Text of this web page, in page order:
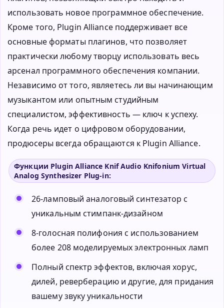
использовать новое программное обеспечение.
Кроме того, Plugin Alliance поддерживает все
основные форматы плагинов, что позволяет
практически любому творцу использовать весь
арсенал программного обеспечения компании.
Независимо от того, являетесь ли вы начинающим
музыкантом или опытным студийным
специалистом, эффективность — ключ к успеху.
Когда речь идет о цифровом оборудовании,
продюсеры всегда обращаются к Plugin Alliance.
Функции Plugin Alliance Knif Audio Knifonium Virtual
Analog Synthesizer Plug-in:
26-ламповый аналоговый синтезатор с
уникальным стимпанк-дизайном
8-голосная полифония с использованием
более 208 моделируемых электронных ламп
Полный спектр эффектов, включая хорус,
дилей, реверберацию и другие, для придания
вашему звуку уникальности